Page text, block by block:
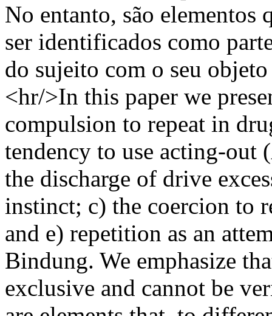
No entanto, são elementos
ser identificados como
do sujeito com o seu
<hr/>In this paper we
compulsion to repeat in
tendency to use acting-out
the discharge of drive
instinct; c) the coercion to
and e) repetition as an
Bindung. We emphasize
exclusive and cannot be